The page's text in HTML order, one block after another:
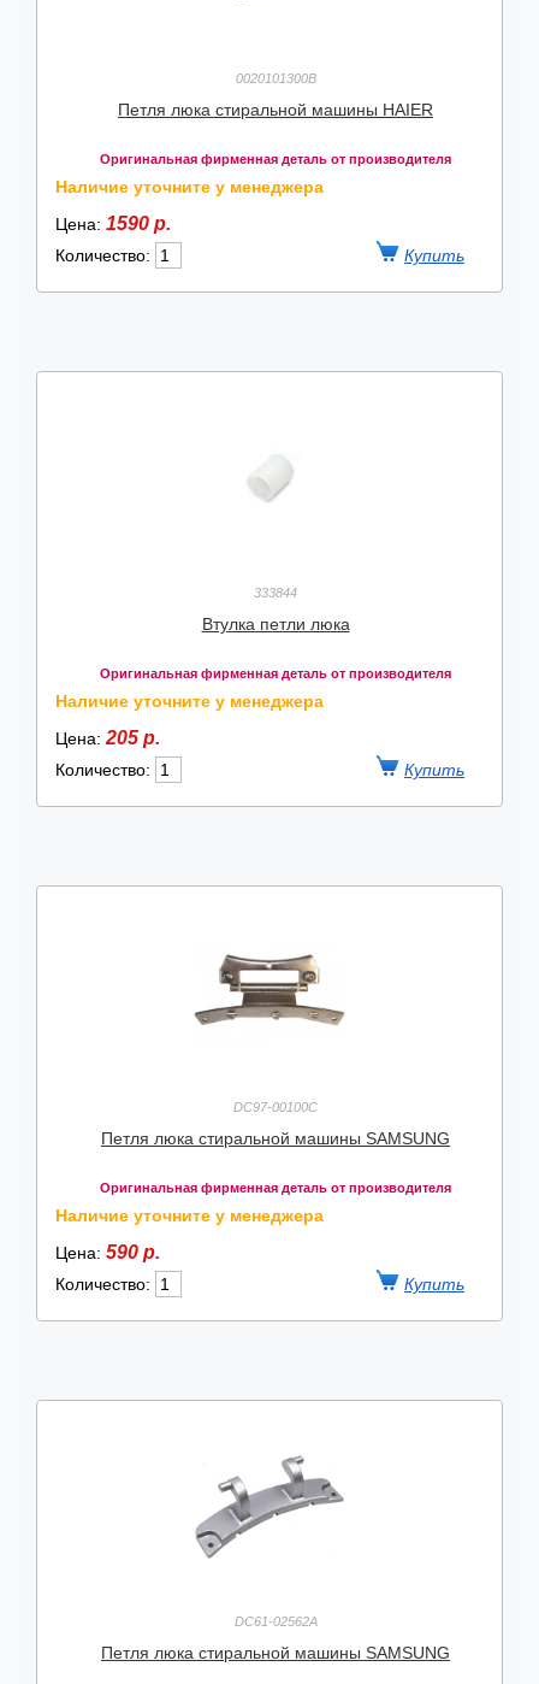
0020101300B
Петля люка стиральной машины HAIER
Оригинальная фирменная деталь от производителя
Наличие уточните у менеджера
Цена: 1590 р.
Количество:
333844
Втулка петли люка
Оригинальная фирменная деталь от производителя
Наличие уточните у менеджера
Цена: 205 р.
Количество:
DC97-00100C
Петля люка стиральной машины SAMSUNG
Оригинальная фирменная деталь от производителя
Наличие уточните у менеджера
Цена: 590 р.
Количество:
DC61-02562A
Петля люка стиральной машины SAMSUNG